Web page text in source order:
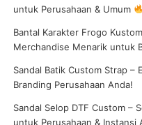
untuk Perusahaan & Umum
Bantal Karakter Frogo
Merchandise Menarik untuk
Sandal Batik Custom Strap –
Branding Perusahaan Anda!
Sandal Selop DTF Custom –
untuk Perusahaan & Instansi